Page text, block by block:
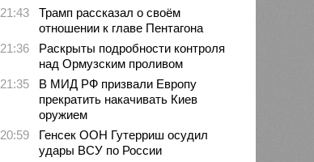
21:43
Трамп рассказал о своём
отношении к главе Пентагона
21:36
Раскрыты подробности контроля
над Ормузским проливом
21:35
В МИД РФ призвали Европу
прекратить накачивать Киев
оружием
20:59
Генсек ООН Гутерриш осудил
удары ВСУ по России